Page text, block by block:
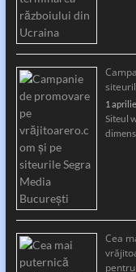
1
Siteul
Cea